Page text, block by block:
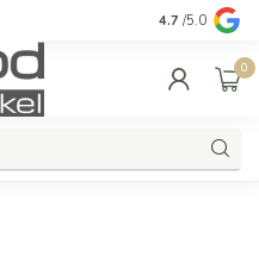
Quality &
4.7 /5.0
0